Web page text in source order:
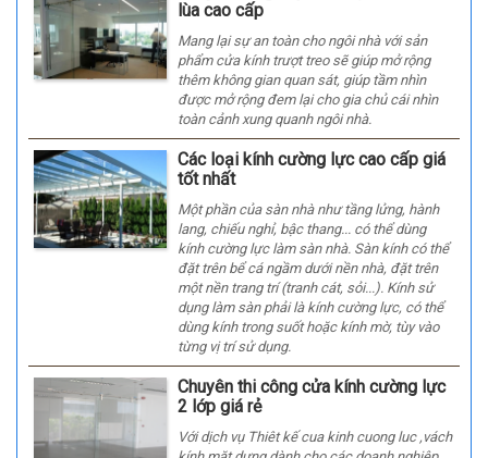
lùa cao cấp
Mang lại sự an toàn cho ngôi nhà với sản
phẩm cửa kính trượt treo sẽ giúp mở rộng
thêm không gian quan sát, giúp tầm nhìn
được mở rộng đem lại cho gia chủ cái nhìn
toàn cảnh xung quanh ngôi nhà.
Các loại kính cường lực cao cấp giá
tốt nhất
Một phần của sàn nhà như tầng lửng, hành
lang, chiếu nghỉ, bậc thang... có thể dùng
kính cường lực làm sàn nhà. Sàn kính có thể
đặt trên bể cá ngầm dưới nền nhà, đặt trên
một nền trang trí (tranh cát, sỏi...). Kính sử
dụng làm sàn phải là kính cường lực, có thể
dùng kính trong suốt hoặc kính mờ, tùy vào
từng vị trí sử dụng.
Chuyên thi công cửa kính cường lực
2 lớp giá rẻ
Với dịch vụ Thiêt kế cua kinh cuong luc ,vách